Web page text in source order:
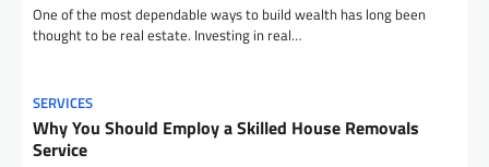
One of the most dependable ways to build wealth has long been
thought to be real estate. Investing in real…
SERVICES
Why You Should Employ a Skilled House Removals
Service